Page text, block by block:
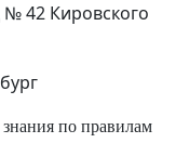
42 Кировского
по правилам